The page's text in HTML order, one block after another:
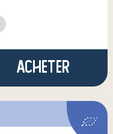
Acheter